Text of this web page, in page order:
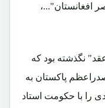
افغانستان"...،
نگذشته بود که
نواز شریف صدراعظم پاکستان به
را با حکومت استاد